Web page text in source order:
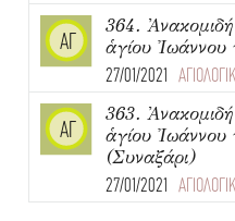
ΑΓ
364.
ἁγίου
27/01/2021
ΑΓ
363.
ἁγίου
(Συναξάρι)
27/01/2021